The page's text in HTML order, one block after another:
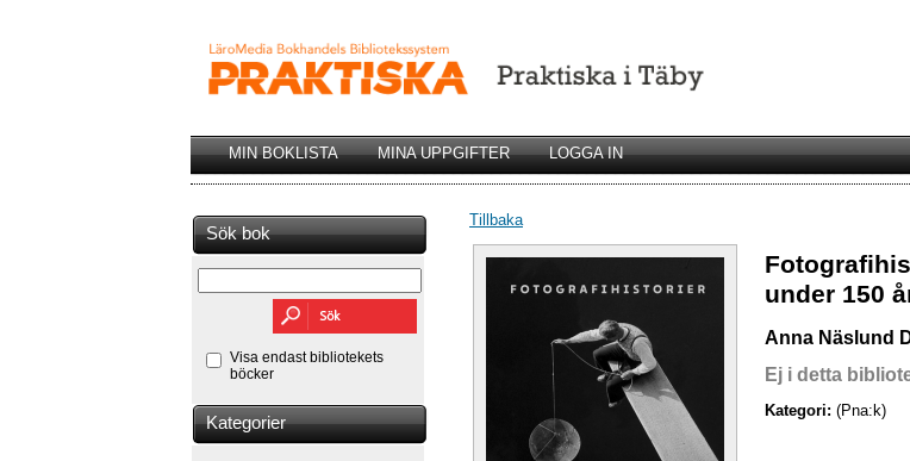
MIN BOKLISTA MINA UPPGIFTER LOGGA IN
Sök bok
Visa endast bibliotekets
böcker
Kategorier
Tillbaka
under 150
Anna Näslund
Ej i detta
Kategori: (Pna:k)